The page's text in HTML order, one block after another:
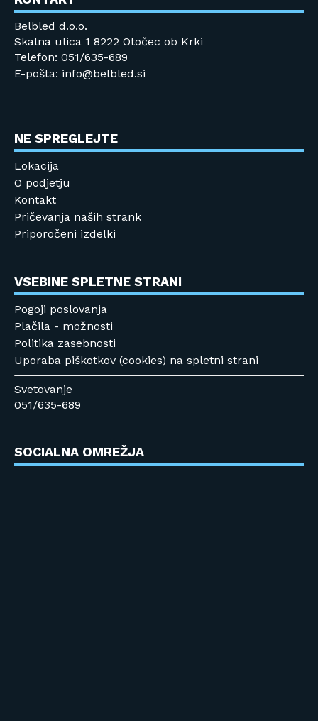
Belbled d.o.o.
Skalna ulica 1 8222 Otočec ob Krki
Telefon: 051/635-689
E-pošta: info@belbled.si
NE SPREGLEJTE
Lokacija
O podjetju
Kontakt
Pričevanja naših strank
Priporočeni izdelki
VSEBINE SPLETNE STRANI
Pogoji poslovanja
Plačila - možnosti
Politika zasebnosti
Uporaba piškotkov (cookies) na spletni strani
Svetovanje
051/635-689
SOCIALNA OMREŽJA